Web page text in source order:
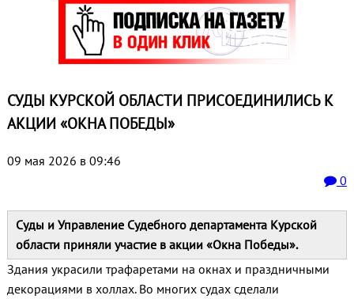
СУДЫ КУРСКОЙ ОБЛАСТИ ПРИСОЕДИНИЛИСЬ К
АКЦИИ «ОКНА ПОБЕДЫ»
09 мая 2026 в 09:46
0
Суды и Управление Судебного департамента Курской
области приняли участие в акции «Окна Победы».
Здания украсили трафаретами на окнах и праздничными
декорациями в холлах. Во многих судах сделали